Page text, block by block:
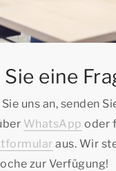
eine
uns an, senden
WhatsApp oder
aus. Wir
zur Verfügung!